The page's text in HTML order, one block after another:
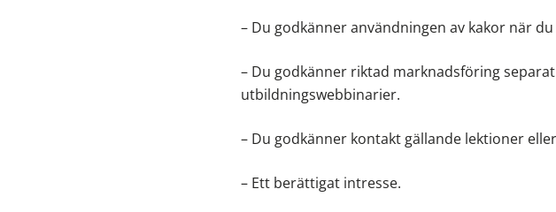
– Du godkänner användningen av kakor när
– Du godkänner riktad marknadsföring
utbildningswebbinarier.
– Du godkänner kontakt gällande lektioner
– Ett berättigat intresse.